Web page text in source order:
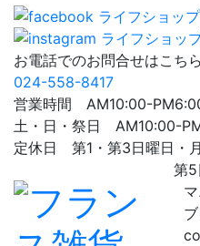
お電話でのお問合せはこちら
024-558-8417
営業時間 AM10:00-
土・日・祭日 AM10:00-
定休日 第1・第3日曜日・
第5日曜